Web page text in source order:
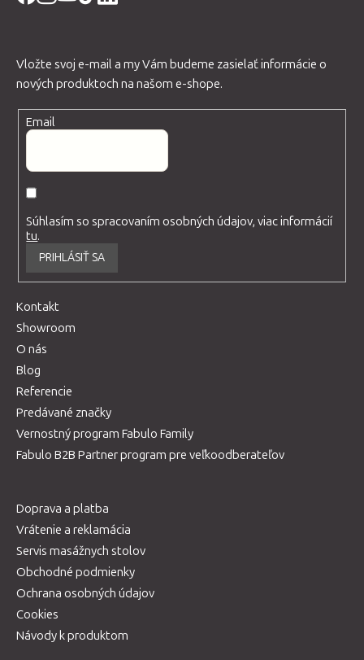
Vložte svoj e-mail a my Vám budeme zasielať informácie o
nových produktoch na našom e-shope.
Email
Súhlasím so spracovaním osobných údajov, viac informácií
tu.
PRIHLÁSIŤ SA
Kontakt
Showroom
O nás
Blog
Referencie
Predávané značky
Vernostný program Fabulo Family
Fabulo B2B Partner program pre veľkoodberateľov
Doprava a platba
Vrátenie a reklamácia
Servis masážnych stolov
Obchodné podmienky
Ochrana osobných údajov
Cookies
Návody k produktom